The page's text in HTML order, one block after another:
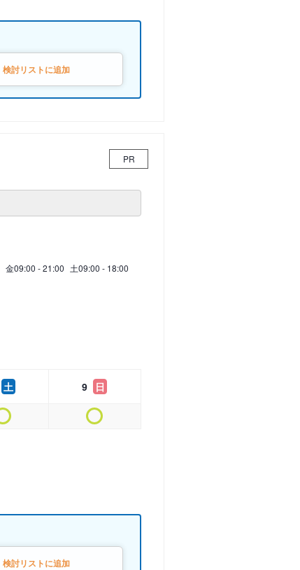
検討リストに追加
PR
金09:00 - 21:00 土09:00 - 18:00
土 9 日
検討リストに追加